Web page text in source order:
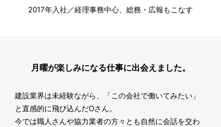
2017年入社／経理事務中心、総務・広報もこなす
月曜が楽しみになる仕事に出会えました。
建設業界は未経験ながら、「この会社で働いてみたい」
と直感的に飛び込んだOさん。
今では職人さんや協力業者の方々とも自然に会話を交わ